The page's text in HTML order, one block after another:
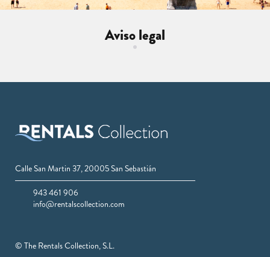
Aviso legal
Calle San Martin 37, 20005 San Sebastián
943 461 906
info@rentalscollection.com
© The Rentals Collection, S.L.